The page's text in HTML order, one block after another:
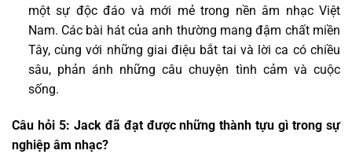
một sự độc đáo và mới mẻ trong nền âm nhạc Việt
Nam. Các bài hát của anh thường mang đậm chất miền
Tây, cùng với những giai điệu bắt tai và lời ca có chiều
sâu, phản ánh những câu chuyện tình cảm và cuộc
sống.
Câu hỏi 5: Jack đã đạt được những thành tựu gì trong sự
nghiệp âm nhạc?